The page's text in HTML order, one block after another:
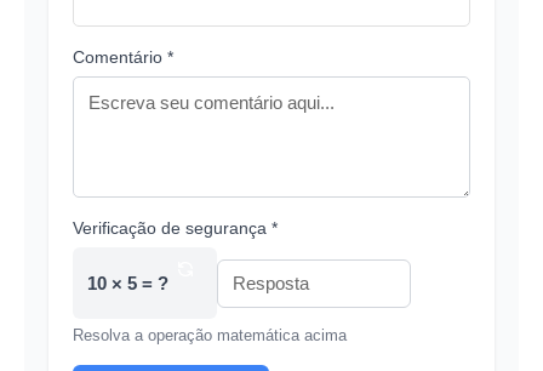
Comentário *
Verificação de segurança *
10 × 5 = ?
Resolva a operação matemática acima